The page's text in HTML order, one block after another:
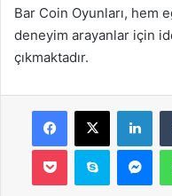
Bar Coin Oyunları, hem
deneyim arayanlar için
çıkmaktadır.
Facebook
X
Pocket Skype